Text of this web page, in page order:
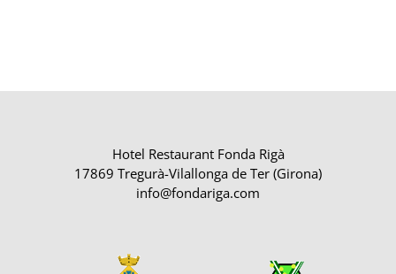
Hotel Restaurant Fonda Rigà
17869 Tregurà-Vilallonga de Ter (Girona)
info@fondariga.com